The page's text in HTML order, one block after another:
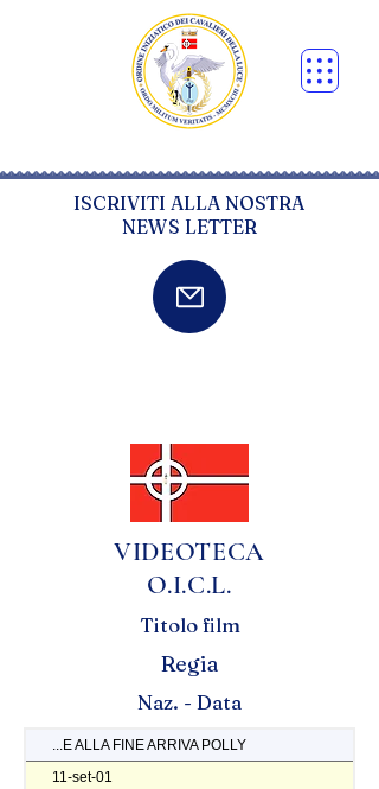
ISCRIVITI ALLA NOSTRA
NEWS LETTER
VIDEOTECA
O.I.C.L.
Titolo film
Regia
Naz. - Data
...E ALLA FINE ARRIVA POLLY
11-set-01